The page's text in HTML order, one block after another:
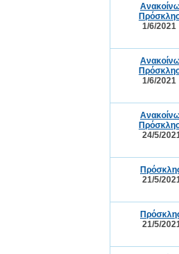
1/6/2021
1/6/2021
24/5/
21/5/
21/5/